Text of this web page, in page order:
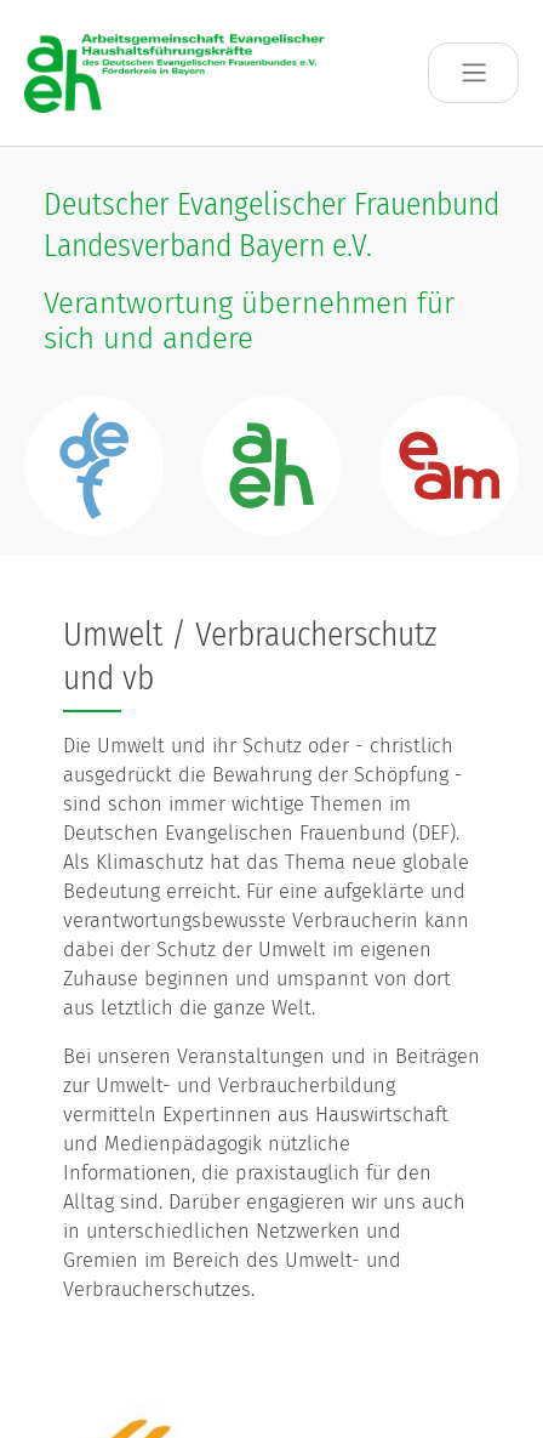
Deutscher Evangelischer Frauenbund
Landesverband Bayern e.V.
Verantwortung übernehmen für
sich und andere
Umwelt / Verbraucherschutz
und vb
Die Umwelt und ihr Schutz oder - christlich
ausgedrückt die Bewahrung der Schöpfung -
sind schon immer wichtige Themen im
Deutschen Evangelischen Frauenbund (DEF).
Als Klimaschutz hat das Thema neue globale
Bedeutung erreicht. Für eine aufgeklärte und
verantwortungsbewusste Verbraucherin kann
dabei der Schutz der Umwelt im eigenen
Zuhause beginnen und umspannt von dort
aus letztlich die ganze Welt.
Bei unseren Veranstaltungen und in Beiträgen
zur Umwelt- und Verbraucherbildung
vermitteln Expertinnen aus Hauswirtschaft
und Medienpädagogik nützliche
Informationen, die praxistauglich für den
Alltag sind. Darüber engagieren wir uns auch
in unterschiedlichen Netzwerken und
Gremien im Bereich des Umwelt- und
Verbraucherschutzes.